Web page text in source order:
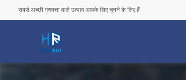
सबसे अच्छी गुणवत्ता वाले उत्पाद आपके लिए चुनने के लिए हैं